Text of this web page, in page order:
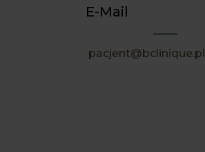
E-Mail
pacjent@bclinique.pl